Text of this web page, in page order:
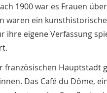
1900 war es Frauen
waren ein
ihre eigene Verfassung
französischen Hauptstadt
Das Café du Dôme,